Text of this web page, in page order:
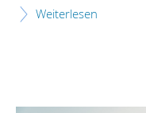
Weiterlesen